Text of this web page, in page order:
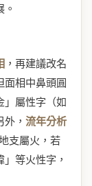
。
，再建議改名
面相中鼻頭圓
」屬性字（如
， 流年分析
支屬火，若
等火性字，